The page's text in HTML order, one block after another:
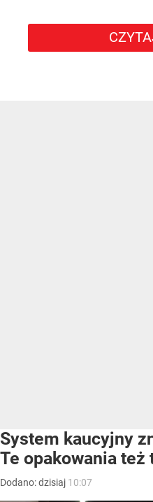
System kaucyjny
Te opakowania
Dodano:dzisiaj 10:07